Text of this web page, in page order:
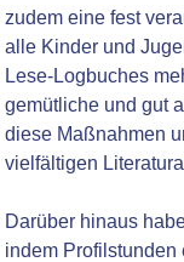
zudem eine fest
alle Kinder und
Lese-Logbuches
gemütliche und gut
diese Maßnahmen
vielfältigen
Darüber hinaus
indem Profilstunden